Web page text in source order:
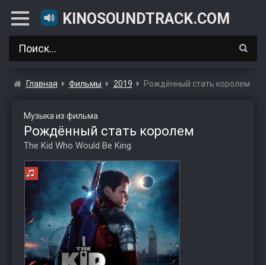
KINOSOUNDTRACK.COM
Главная Фильмы 2019 Рождённый стать королем
Музыка из фильма
Рождённый стать королем
The Kid Who Would Be King